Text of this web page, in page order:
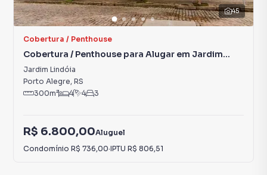
45
Cobertura / Penthouse
Cobertura / Penthouse para Alugar em Jardim
Lindóia
Jardim Lindóia
Porto Alegre, RS
300m² 4 4 3
R$ 6.800,00Aluguel
Condomínio R$ 736,00·IPTU R$ 806,51